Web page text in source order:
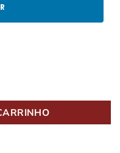
Coated Filme